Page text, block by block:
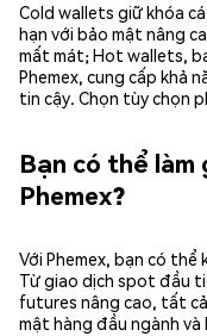
Cold wallets giữ khóa
hạn với bảo mật nâng
mất mát; Hot wallets,
Phemex, cung cấp khả
tin cậy. Chọn tùy chọn
Bạn có thể làm
Phemex?
Với Phemex, bạn có
Từ giao dịch spot đầu
futures nâng cao, tất
mật hàng đầu ngành